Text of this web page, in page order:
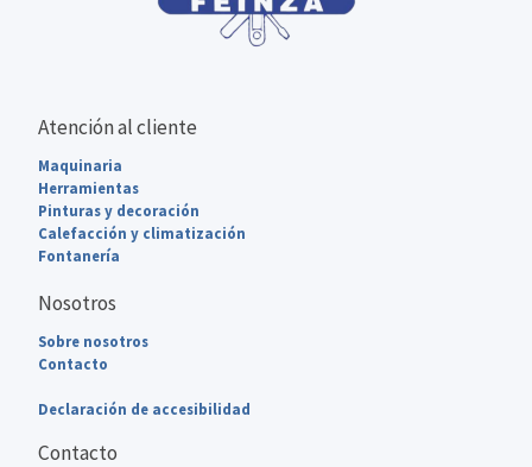
Atención al cliente
Maquinaria
Herramientas
Pinturas y decoración
Calefacción y climatización
Fontanería
Nosotros
Sobre nosotros
Contacto
Declaración de accesibilidad
Contacto